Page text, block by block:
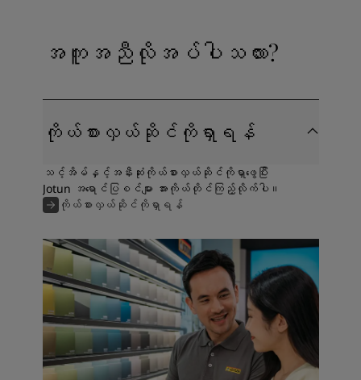
အကူအညီလိုအပ်ပါသလား?
ကိုယ်စားလှယ်ဆိုင်ကိုရှာရန်
သင့်အိမ်နှင့်အနီးဆုံးကိုယ်စားလှယ်ဆိုင်ကိုရှာဖွေပြီး
Jotun အရောင်ပြစင်များ အားကိုယ်တိုင်ကြည့်လိုက်ပါ။
ကိုယ်စားလှယ်ဆိုင်ကိုရှာရန်